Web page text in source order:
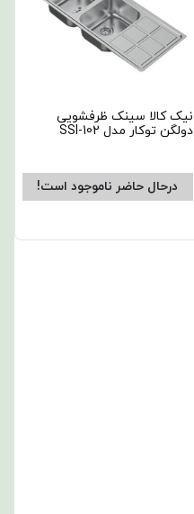
نیک کالا سینک ظرفشویی
دولگن توکار مدل SSI-102
درحال حاضر ناموجود است!